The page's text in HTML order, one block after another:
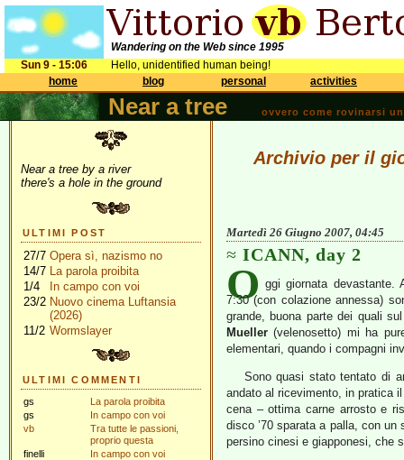
Wandering on the Web since 1995
Sun 9 - 15:06
Hello, unidentified human being!
home
blog personal activities
Near a tree ovvero come rovinarsi
Near a tree by a river
there's a hole in the ground
ULTIMI POST
27/7 Opera sì, nazismo no
14/7 La parola proibita
1/4
In campo con voi
23/2 Nuovo cinema Luftansia
(2026)
11/2 Wormslayer
ULTIMI COMMENTI
gs
La parola proibita
gs
In campo con voi
vb
Tra tutte le passioni,
proprio questa
finelli
In campo con voi
Archivio per il
Martedì 26 Giugno 2007, 04:45
ICANN, day 2
O ggi giornata devastante.
7:30 (con colazione annessa)
grande, buona parte dei quali
Mueller (velenosetto) mi ha
elementari, quando i compagni
Sono quasi stato tentato di
andato al ricevimento, in pratica
cena – ottima carne arrosto e
disco ’70 sparata a palla, con
persino cinesi e giapponesi, che